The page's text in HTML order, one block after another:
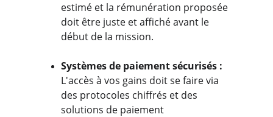
estimé et la rémunération proposée
doit être juste et affiché avant le
début de la mission.
Systèmes de paiement sécurisés :
L'accès à vos gains doit se faire via
des protocoles chiffrés et des
solutions de paiement